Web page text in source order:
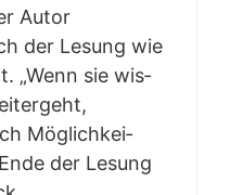
Autor
der Lesung wie
„Wenn sie wis­
Mög­lich­kei­
der Lesung